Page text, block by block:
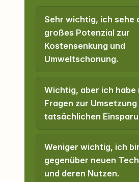
Sehr wichtig, ich sehe
großes Potenzial zur
Kostensenkung und
Umweltschonung.
Wichtig, aber ich habe
Fragen zur Umsetzung
tatsächlichen
Weniger wichtig, ich
gegenüber neuen
und deren Nutzen.